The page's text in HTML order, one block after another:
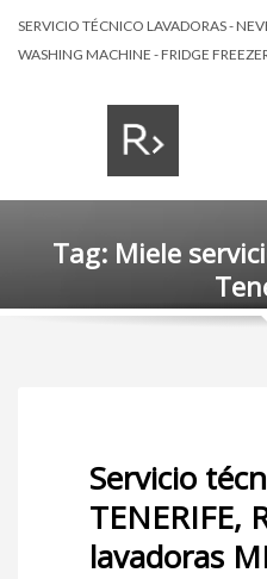
SERVICIO TÉCNICO LAVADORAS -
WASHING MACHINE - FRIDGE
Tag: Miele
Servicio
TENERIFE,
lavadoras